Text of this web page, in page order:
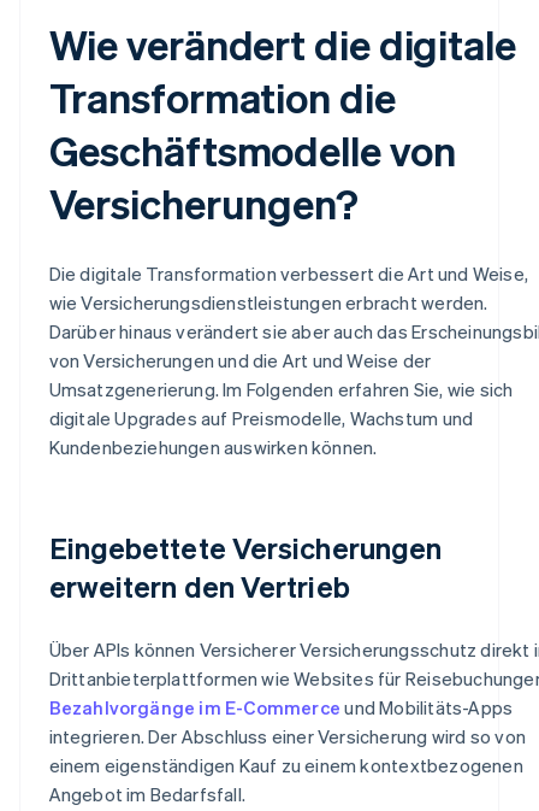
Wie verändert die digitale
Transformation die
Geschäftsmodelle von
Versicherungen?
Die digitale Transformation verbessert die Art und Weise,
wie Versicherungsdienstleistungen erbracht werden.
Darüber hinaus verändert sie aber auch das
von Versicherungen und die Art und Weise der
Umsatzgenerierung. Im Folgenden erfahren Sie, wie sich
digitale Upgrades auf Preismodelle, Wachstum und
Kundenbeziehungen auswirken können.
Eingebettete Versicherungen
erweitern den Vertrieb
Über APIs können Versicherer Versicherungsschutz direkt
Drittanbieterplattformen wie Websites für
Bezahlvorgänge im E-Commerce und Mobilitäts-Apps
integrieren. Der Abschluss einer Versicherung wird so von
einem eigenständigen Kauf zu einem kontextbezogenen
Angebot im Bedarfsfall.